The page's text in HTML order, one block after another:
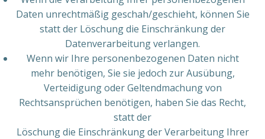
Daten unrechtmäßig geschah/geschieht, können Sie
statt der Löschung die Einschränkung der
Datenverarbeitung verlangen.
Wenn wir Ihre personenbezogenen Daten nicht
mehr benötigen, Sie sie jedoch zur Ausübung,
Verteidigung oder Geltendmachung von
Rechtsansprüchen benötigen, haben Sie das Recht,
statt der
Löschung die Einschränkung der Verarbeitung Ihrer